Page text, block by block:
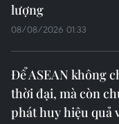
lượng
08/08/2026 01:33
Để ASEAN không
thời đại, mà còn
phát huy hiệu quả